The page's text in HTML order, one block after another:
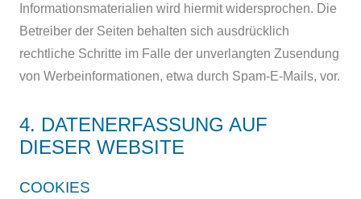
Informationsmaterialien wird hiermit widersprochen. Die
Betreiber der Seiten behalten sich ausdrücklich
rechtliche Schritte im Falle der unverlangten Zusendung
von Werbeinformationen, etwa durch Spam-E-Mails, vor.
4. DATENERFASSUNG AUF
DIESER WEBSITE
COOKIES